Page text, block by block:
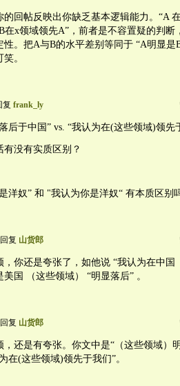
的回帖反映出你缺乏基本逻辑能力。“A
在x领域领先A”，前者是不容置疑的判断
性。把A与B的水平差别等同于 “A明显是
。
frank_ly
后于中国” vs. “我认为在(这些领域)领先
有没有实质区别？
洋奴” 和 "我认为你是洋奴“ 有本质区别
复 山货郎
，你还是夸张了，如他说 “我认为在中国
美国 （这些领域） “明显落后” 。
复 山货郎
，还是有夸张。你文中是“（这些领域）
在(这些领域)领先于我们”。